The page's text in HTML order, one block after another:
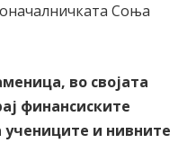
Соња
во својата
финансиските
учениците и нивните